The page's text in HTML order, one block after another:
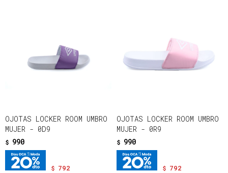
OJOTAS LOCKER ROOM UMBRO
MUJER - 0D9
$ 990
$ 792
OJOTAS LOCKER ROOM UMBRO
MUJER - 0R9
$ 990
$ 792